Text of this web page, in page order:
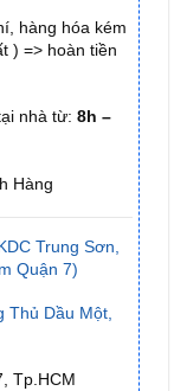
hàng hóa kém
) => hoàn tiền
nhà từ: 8h –
Hàng
Trung Sơn,
Quận 7)
Dầu Một,
Tp.HCM